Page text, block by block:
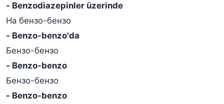
- Benzodiazepinler üzerinde
На бензо-бензо
- Benzo-benzo'da
Бензо-бензо
- Benzo-benzo
Бензо-бензо
- Benzo-benzo